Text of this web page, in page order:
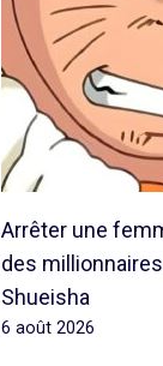
Arrêter une
des
Shueisha
6 août 2026